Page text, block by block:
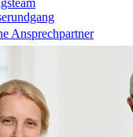
Ansprechpartner